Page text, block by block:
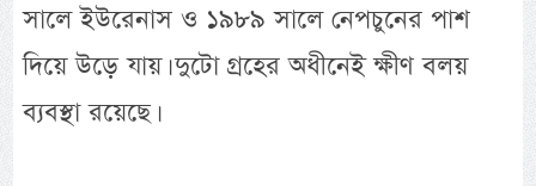
সালে ইউরেনাস ও ১৯৮৯ সালে নেপচুনের পাশ
দিয়ে উড়ে যায়। দুটো গ্রহের অধীনেই ক্ষীণ বলয়
ব্যবস্থা রয়েছে।